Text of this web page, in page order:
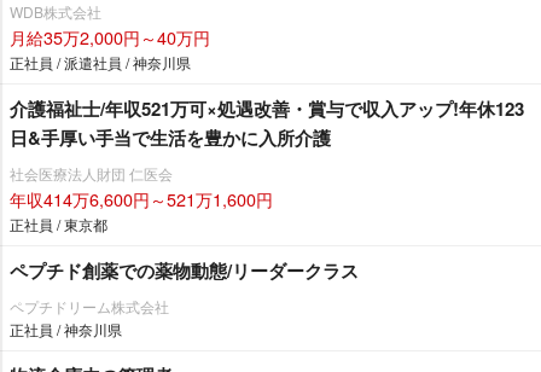
WDB株式会社
月給35万2,000円～40万円
正社員 / 派遣社員 / 神奈川県
介護福祉士/年収521万可×処遇改善・賞与で収入アップ!年休123
日&手厚い手当で生活を豊かに入所介護
社会医療法人財団 仁医会
年収414万6,600円～521万1,600円
正社員 / 東京都
ペプチド創薬での薬物動態/リーダークラス
ペプチドリーム株式会社
正社員 / 神奈川県